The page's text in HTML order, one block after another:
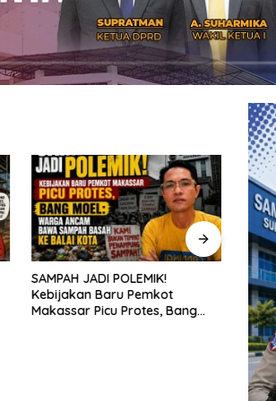
SAMPAH JADI POLEMIK!
Kebijakan Baru Pemkot
Makassar Picu Protes, Bang